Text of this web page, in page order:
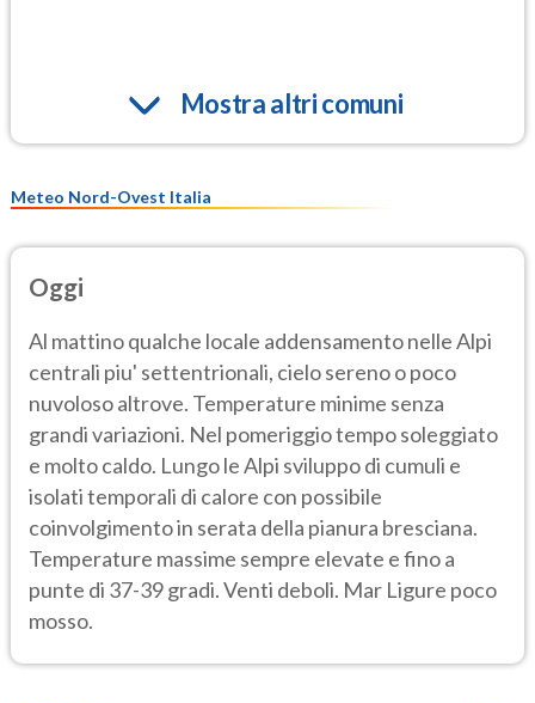
Mostra altri comuni
Meteo Nord-Ovest Italia
Oggi
Al mattino qualche locale addensamento nelle Alpi
centrali piu' settentrionali, cielo sereno o poco
nuvoloso altrove. Temperature minime senza
grandi variazioni. Nel pomeriggio tempo soleggiato
e molto caldo. Lungo le Alpi sviluppo di cumuli e
isolati temporali di calore con possibile
coinvolgimento in serata della pianura bresciana.
Temperature massime sempre elevate e fino a
punte di 37-39 gradi. Venti deboli. Mar Ligure poco
mosso.